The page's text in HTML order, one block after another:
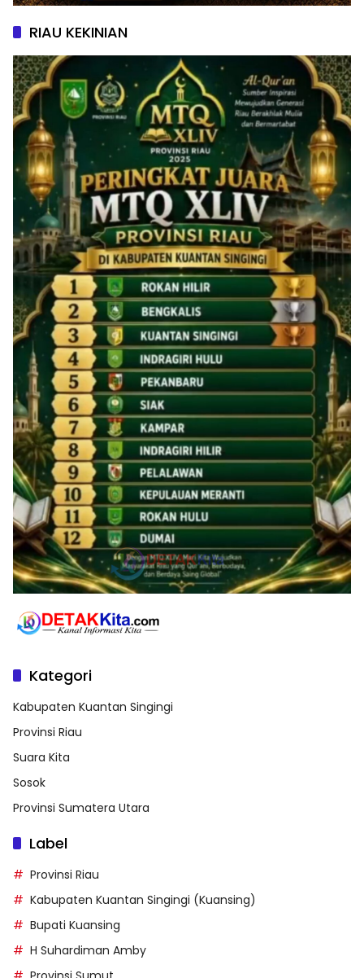
RIAU KEKINIAN
Kategori
Kabupaten Kuantan Singingi
Provinsi Riau
Suara Kita
Sosok
Provinsi Sumatera Utara
Label
Provinsi Riau
Kabupaten Kuantan Singingi (Kuansing)
Bupati Kuansing
H Suhardiman Amby